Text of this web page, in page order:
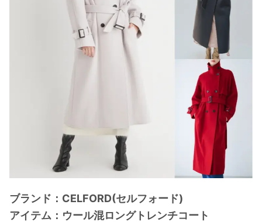
ブランド：CELFORD(セルフォード)
アイテム：ウール混ロングトレンチコート